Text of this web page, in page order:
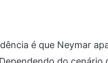
é que Neymar